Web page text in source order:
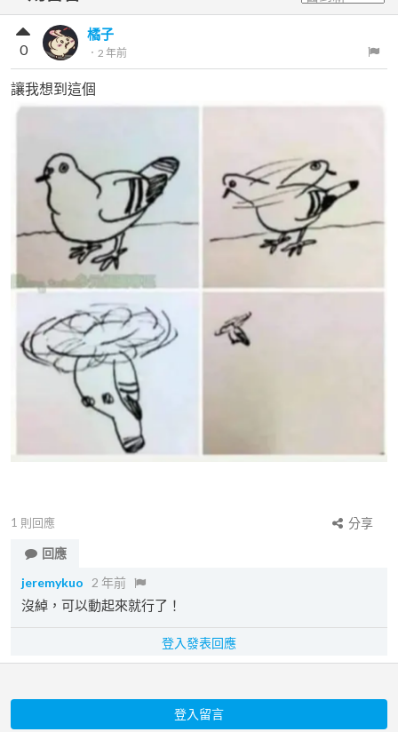
橘子
． 2 年前
0
讓我想到這個
1 則回應
分享
回應
jeremykuo
2 年前
沒綽，可以動起來就行了！
登入發表回應
登入留言